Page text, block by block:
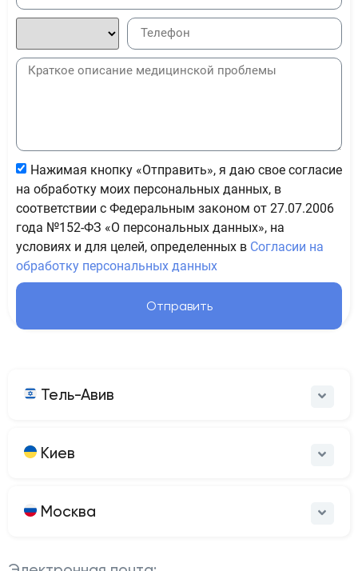
Нажимая кнопку «Отправить», я даю свое согласие
на обработку моих персональных данных, в
соответствии с Федеральным законом от 27.07.2006
года №152-ФЗ «О персональных данных», на
условиях и для целей, определенных в Согласии на
обработку персональных данных
Отправить
Тель-Авив
Киев
Москва